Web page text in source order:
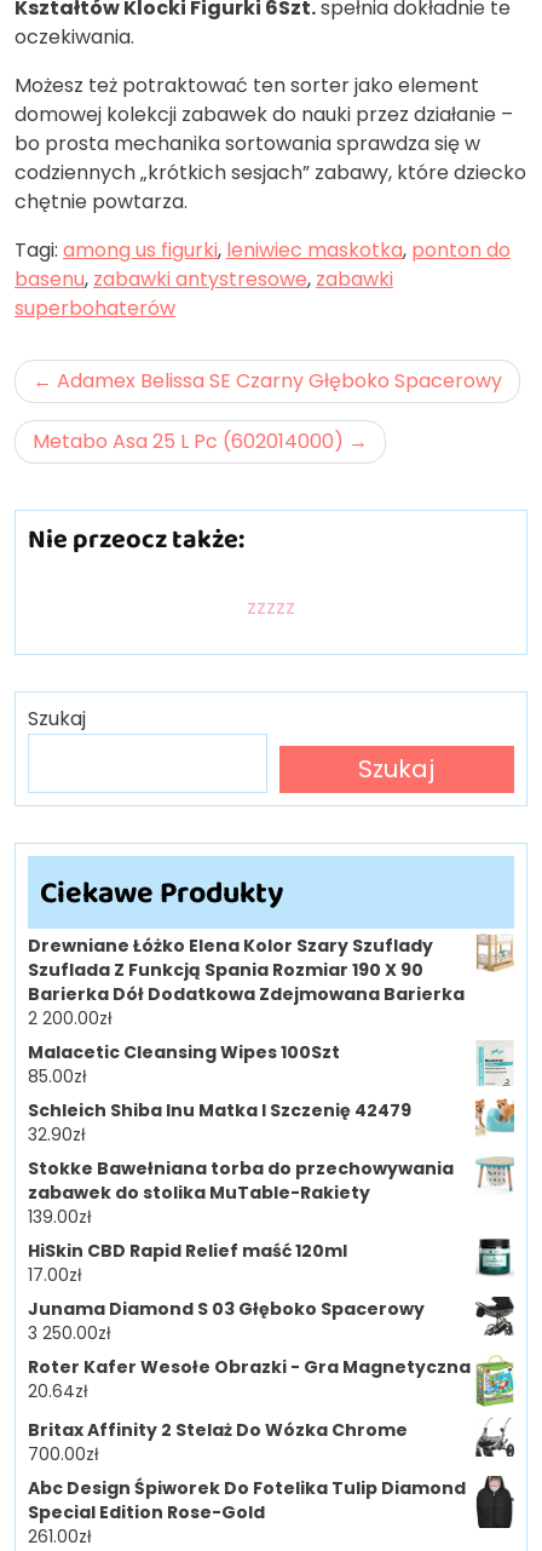
Kształtów Klocki Figurki 6Szt.spełnia dokładnie te
oczekiwania.
Możesz też potraktować ten sorter jako element
domowej kolekcji zabawek do nauki przez działanie –
bo prosta mechanika sortowania sprawdza się w
codziennych „krótkich sesjach” zabawy, które dziecko
chętnie powtarza.
Tagi: among us figurki, leniwiec maskotka, ponton do
basenu, zabawki antystresowe, zabawki
superbohaterów
Nawigacja
wpisu
Adamex Belissa SE Czarny Głęboko Spacerowy
Metabo Asa 25 L Pc (602014000)
Nie przeocz także:
zzzzz
Szukaj
Szukaj
Ciekawe Produkty
Drewniane Łóżko Elena Kolor Szary Szuflady
Szuflada Z Funkcją Spania Rozmiar 190 X 90
Barierka Dół Dodatkowa Zdejmowana Barierka
2 200.00zł
Malacetic Cleansing Wipes 100Szt
85.00zł
Schleich Shiba Inu Matka I Szczenię 42479
32.90zł
Stokke Bawełniana torba do przechowywania
zabawek do stolika MuTable-Rakiety
139.00zł
HiSkin CBD Rapid Relief maść 120ml
17.00zł
Junama Diamond S 03 Głęboko Spacerowy
3 250.00zł
Roter Kafer Wesołe Obrazki - Gra Magnetyczna
20.64zł
Britax Affinity 2 Stelaż Do Wózka Chrome
700.00zł
Abc Design Śpiworek Do Fotelika Tulip Diamond
Special Edition Rose-Gold
261.00zł